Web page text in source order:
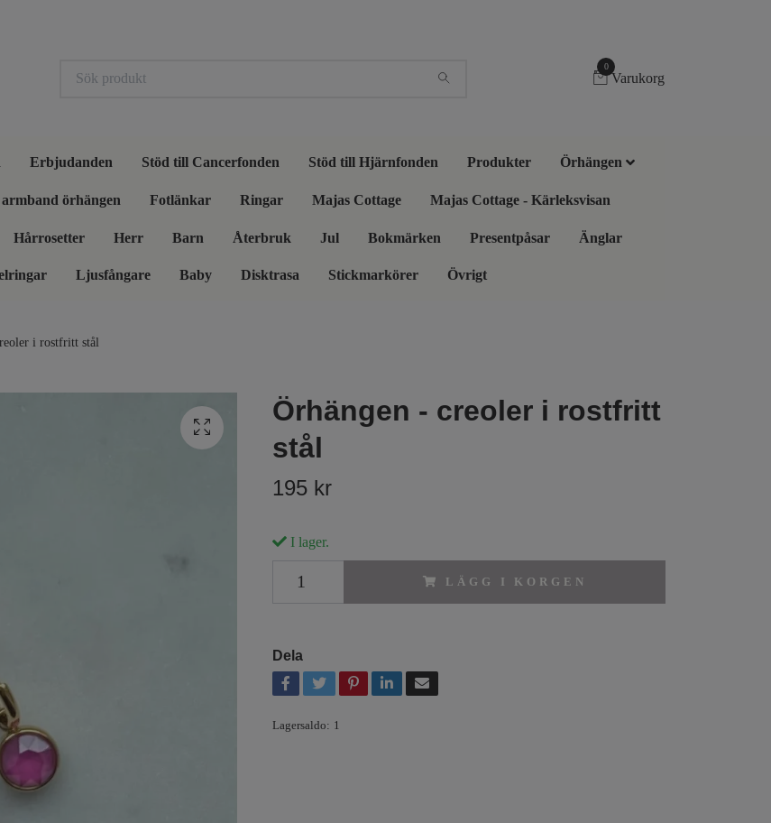
0
Varukorg
Erbjudanden Stöd till Cancerfonden Stöd till Hjärnfonden Produkter Örhängen
armband örhängen Fotlänkar Ringar Majas Cottage Majas Cottage - Kärleksvisan
Hårrosetter Herr Barn Återbruk Jul Bokmärken Presentpåsar Änglar
Ljusfångare Baby Disktrasa Stickmarkörer Övrigt
i rostfritt stål
Örhängen - creoler i rostfritt
stål
195 kr
I lager.
LÄGG I KORGEN
Dela
Lagersaldo: 1